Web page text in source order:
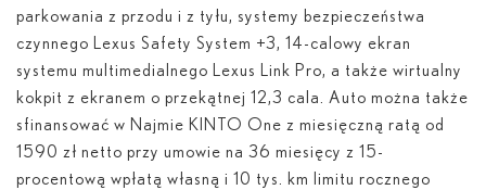
parkowania z przodu i z tyłu, systemy bezpieczeństwa
czynnego Lexus Safety System +3, 14-calowy ekran
systemu multimedialnego Lexus Link Pro, a także wirtualny
kokpit z ekranem o przekątnej 12,3 cala. Auto można także
sfinansować w Najmie KINTO One z miesięczną ratą od
1590 zł netto przy umowie na 36 miesięcy z 15-
procentową wpłatą własną i 10 tys. km limitu rocznego